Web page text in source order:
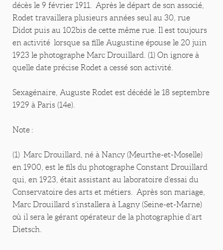
décès le 9 février 1911. Après le départ de son associé,
Rodet travaillera plusieurs années seul au 30, rue
Didot puis au 102bis de cette même rue. Il est toujours
en activité lorsque sa fille Augustine épouse le 20 juin
1923 le photographe Marc Drouillard. (1) On ignore à
quelle date précise Rodet a cessé son activité.
Sexagénaire, Auguste Rodet est décédé le 18 septembre
1929 à Paris (14e).
Note :
(1) Marc Drouillard, né à Nancy (Meurthe-et-Moselle)
en 1900, est le fils du photographe Constant Drouillard
qui, en 1923, était assistant au laboratoire d’essai du
Conservatoire des arts et métiers. Après son mariage,
Marc Drouillard s’installera à Lagny (Seine-et-Marne)
où il sera le gérant opérateur de la photographie d’art
Dietsch.